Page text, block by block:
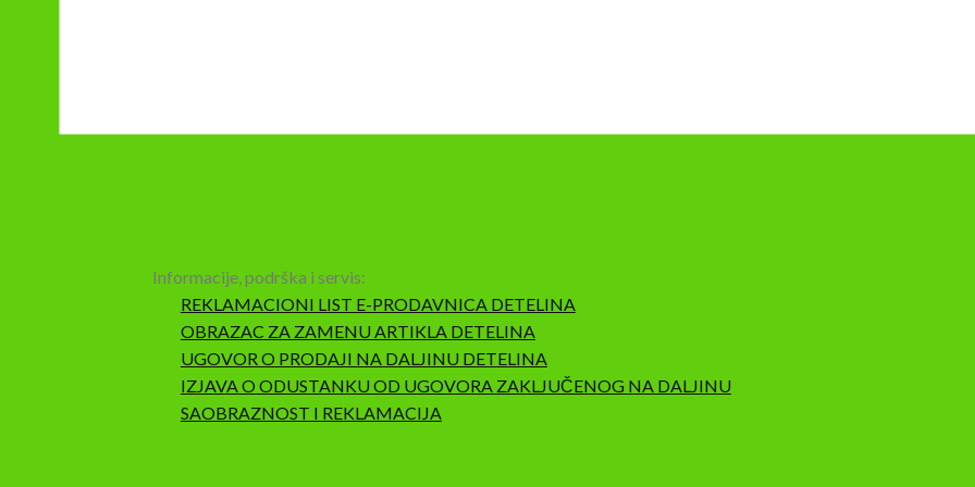
Informacije, podrška i servis:
REKLAMACIONI LIST E-PRODAVNICA DETELINA
OBRAZAC ZA ZAMENU ARTIKLA DETELINA
UGOVOR O PRODAJI NA DALJINU DETELINA
IZJAVA O ODUSTANKU OD UGOVORA ZAKLJUČENOG NA DALJINU
SAOBRAZNOST I REKLAMACIJA